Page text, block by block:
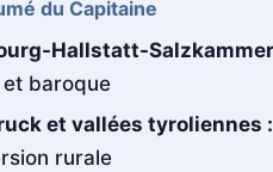
du Capitaine
Hallstatt-
baroque
et vallées tyroliennes :
rurale